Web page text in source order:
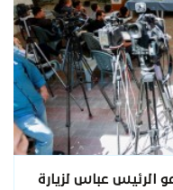
الرئيس عباس لزيارة